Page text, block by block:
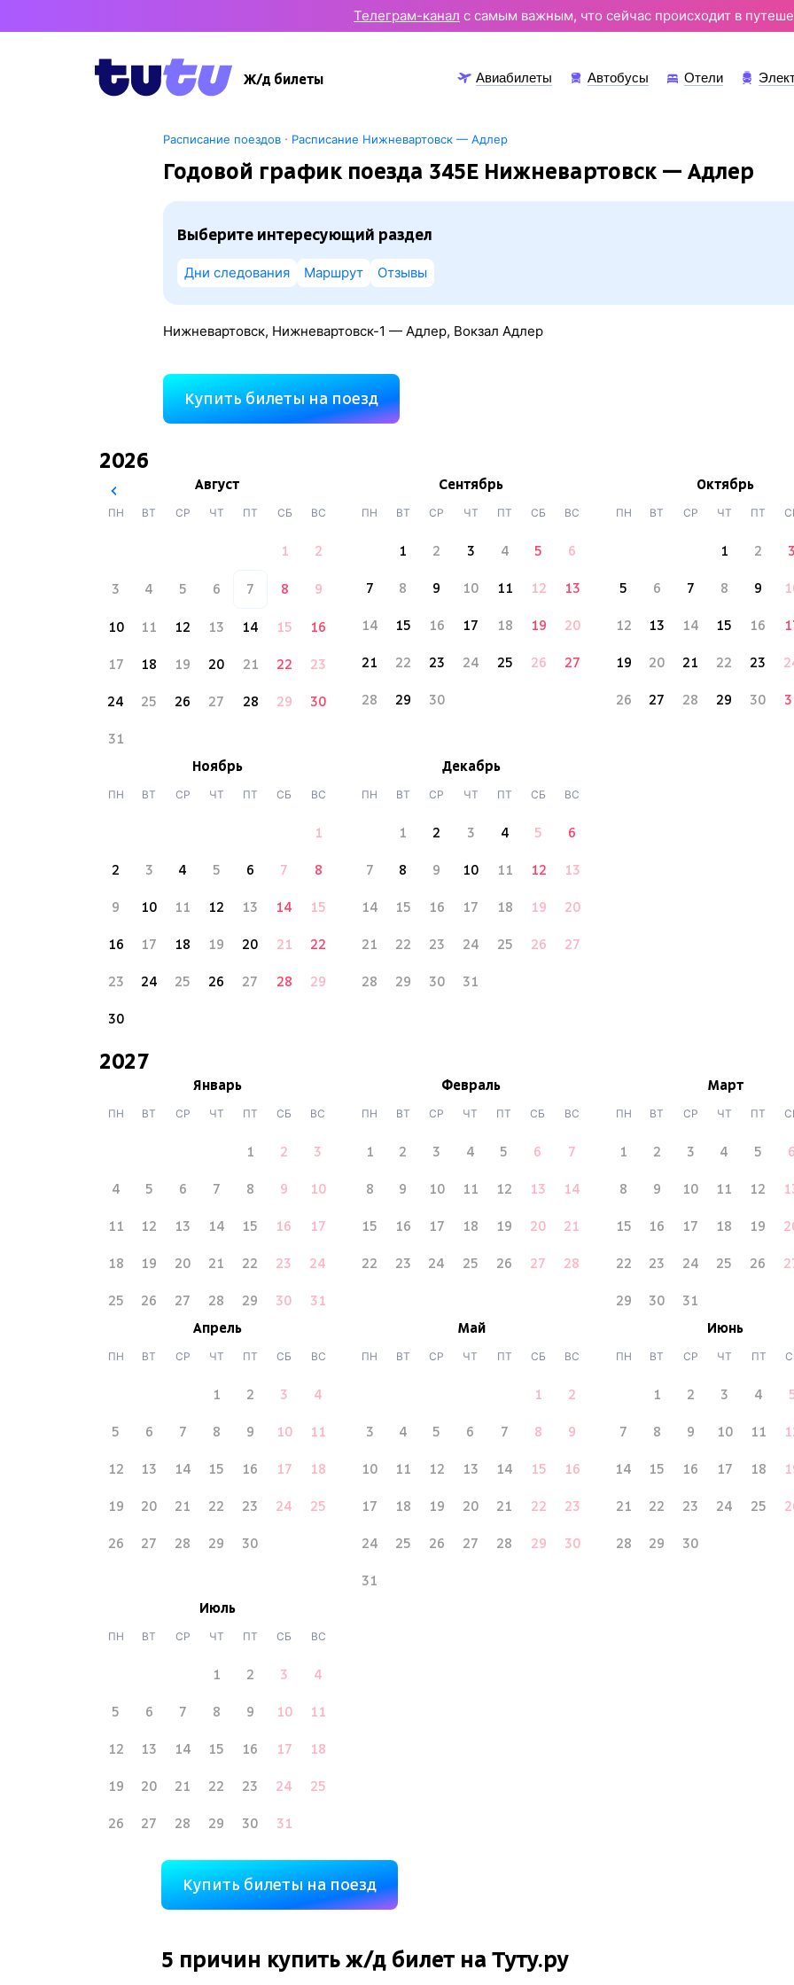
Телеграм-канал с самым важным, что сейчас происходит в
Ж/д билеты Авиабилеты Автобусы Отели
Расписание поездов· Расписание Нижневартовск — Адлер
Годовой график поезда 345Е Нижневартовск — Адлер
Выберите интересующий раздел
Дни следования Маршрут Отзывы
Нижневартовск, Нижневартовск-1 — Адлер, Вокзал Адлер
Купить билеты на поезд
2026
Август
ПН ВТ СР ЧТ ПТ СБ ВС
1 2
3 4 5 6 7 8 9
10 11 12 13 14 15 16
17 18 19 20 21 22 23
24 25 26 27 28 29 30
31
Сентябрь
ПН ВТ СР ЧТ ПТ СБ ВС
1 2 3 4 5 6
7 8 9 10 11 12 13
14 15 16 17 18 19 20
21 22 23 24 25 26 27
28 29 30
Октябрь
ПН ВТ СР ЧТ ПТ
1 2 3
5 6 7 8 9
12 13 14 15 16
19 20 21 22 23
26 27 28 29 30
Ноябрь
ПН ВТ СР ЧТ ПТ СБ ВС
1
2 3 4 5 6 7 8
9 10 11 12 13 14 15
16 17 18 19 20 21 22
23 24 25 26 27 28 29
30
Декабрь
ПН ВТ СР ЧТ ПТ СБ ВС
1 2 3 4 5 6
7 8 9 10 11 12 13
14 15 16 17 18 19 20
21 22 23 24 25 26 27
28 29 30 31
2027
Январь
ПН ВТ СР ЧТ ПТ СБ ВС
1 2 3
4 5 6 7 8 9 10
11 12 13 14 15 16 17
18 19 20 21 22 23 24
25 26 27 28 29 30 31
Февраль
ПН ВТ СР ЧТ ПТ СБ ВС
1 2 3 4 5 6 7
8 9 10 11 12 13 14
15 16 17 18 19 20 21
22 23 24 25 26 27 28
Март
ПН ВТ СР ЧТ ПТ
1 2 3 4 5 6
8 9 10 11 12
15 16 17 18 19
22 23 24 25 26
29 30
31
Апрель
ПН ВТ СР ЧТ ПТ СБ ВС
1 2 3 4
5 6 7 8 9 10 11
12 13 14 15 16 17 18
19 20 21 22 23 24 25
26 27 28 29 30
Май
ПН ВТ СР ЧТ ПТ СБ ВС
1 2
3 4 5 6 7 8 9
10 11 12 13 14 15 16
17 18 19 20 21 22 23
24 25 26 27 28 29 30
31
Июнь
ПН ВТ СР ЧТ ПТ
1 2 3 4
7 8 9 10 11
14 15 16 17 18
21 22 23 24 25
28 29 30
Июль
ПН ВТ СР ЧТ ПТ СБ ВС
1 2 3 4
5 6 7 8 9 10 11
12 13 14 15 16 17 18
19 20 21 22 23 24 25
26 27 28 29 30 31
Купить билеты на поезд
5 причин купить ж/дбилет на Туту.ру